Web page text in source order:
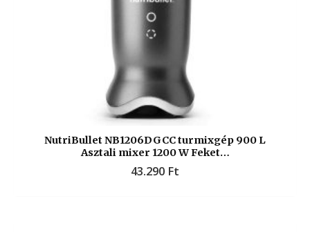
NutriBullet NB1206DGCC turmixgép 900 L
Asztali mixer 1200 W Feket…
43.290 Ft